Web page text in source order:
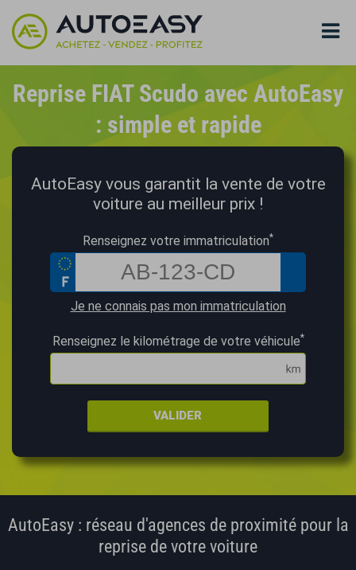
Reprise FIAT Scudo avec AutoEasy
: simple et rapide
AutoEasy vous garantit la vente de votre
voiture au meilleur prix !
Renseignez votre immatriculation*
Je ne connais pas mon immatriculation
Renseignez le kilométrage de votre véhicule*
VALIDER
AutoEasy : réseau d'agences de proximité pour la
reprise de votre voiture